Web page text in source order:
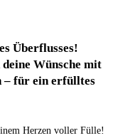
Überflusses!
Wünsche mit
für ein erfülltes
Herzen voller Fülle!